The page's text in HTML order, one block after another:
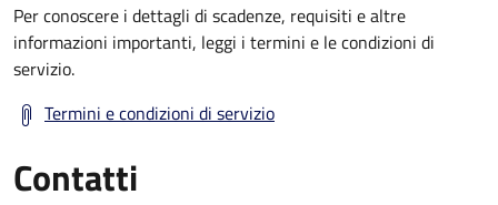
Per conoscere i dettagli di scadenze, requisiti e altre
informazioni importanti, leggi i termini e le condizioni di
servizio.
Termini e condizioni di servizio
Contatti